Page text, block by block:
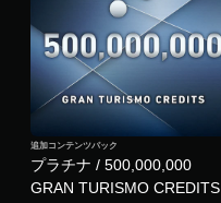
プラチナ / 500,000,000
GRAN TURISMO CREDITS
追加コンテンツパック
ー
ド
バ
ッ
ク
を
わ
ず
に
（
オ
フ
イ
プ
レ
イ
の